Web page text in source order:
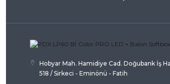
Ürün fiyatı diğer sitelerden daha pahalı.
Bu ürüne benzer farklı alternatifler olmalı.
Hobyar Mah. Hamidiye Cad. Doğubank İş
518 / Sirkeci - Eminönü - Fatih